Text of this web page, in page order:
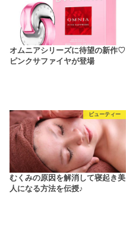
オムニアシリーズに待望の新作♡
ピンクサファイヤが登場
ビューティー
むくみの原因を解消して寝起き美
人になる方法を伝授♪